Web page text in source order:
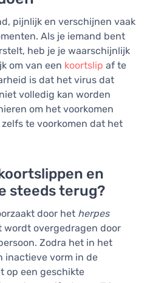
pijnlijk en verschijnen vaak
Als je iemand bent
heb je je waarschijnlijk
om van een koortslip af te
is dat het virus dat
volledig kan worden
om het voorkomen
te voorkomen dat het
en
steeds terug?
door het herpes
wordt overgedragen door
Zodra het in het
inactieve vorm in de
op een geschikte